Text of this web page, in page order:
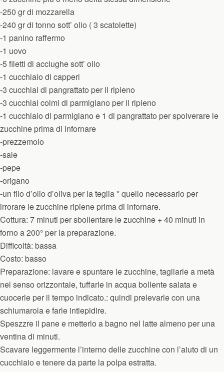
-250 gr di mozzarella
-240 gr di tonno sott’ olio ( 3 scatolette)
-1 panino raffermo
-1 uovo
-5 filetti di acciughe sott’ olio
-1 cucchiaio di capperi
-3 cucchiai di pangrattato per il ripieno
-3 cucchiai colmi di parmigiano per il ripieno
-1 cucchiaio di parmigiano e 1 di pangrattato per spolverare le
zucchine prima di infornare
-prezzemolo
-sale
-pepe
-origano
-un filo d’olio d’oliva per la teglia * quello necessario per
irrorare le zucchine ripiene prima di infornare.
Cottura: 7 minuti per sbollentare le zucchine + 40 minuti in
forno a 200° per la preparazione.
Difficoltà: bassa
Costo: basso
Preparazione: lavare e spuntare le zucchine, tagliarle a metà
nel senso orizzontale, tuffarle in acqua bollente salata e
cuocerle per il tempo indicato.: quindi prelevarle con una
schiumarola e farle intiepidire.
Speszzre il pane e metterlo a bagno nel latte almeno per una
ventina di minuti.
Scavare leggermente l’interno delle zucchine con l’aiuto di un
cucchiaio e tenere da parte la polpa estratta.